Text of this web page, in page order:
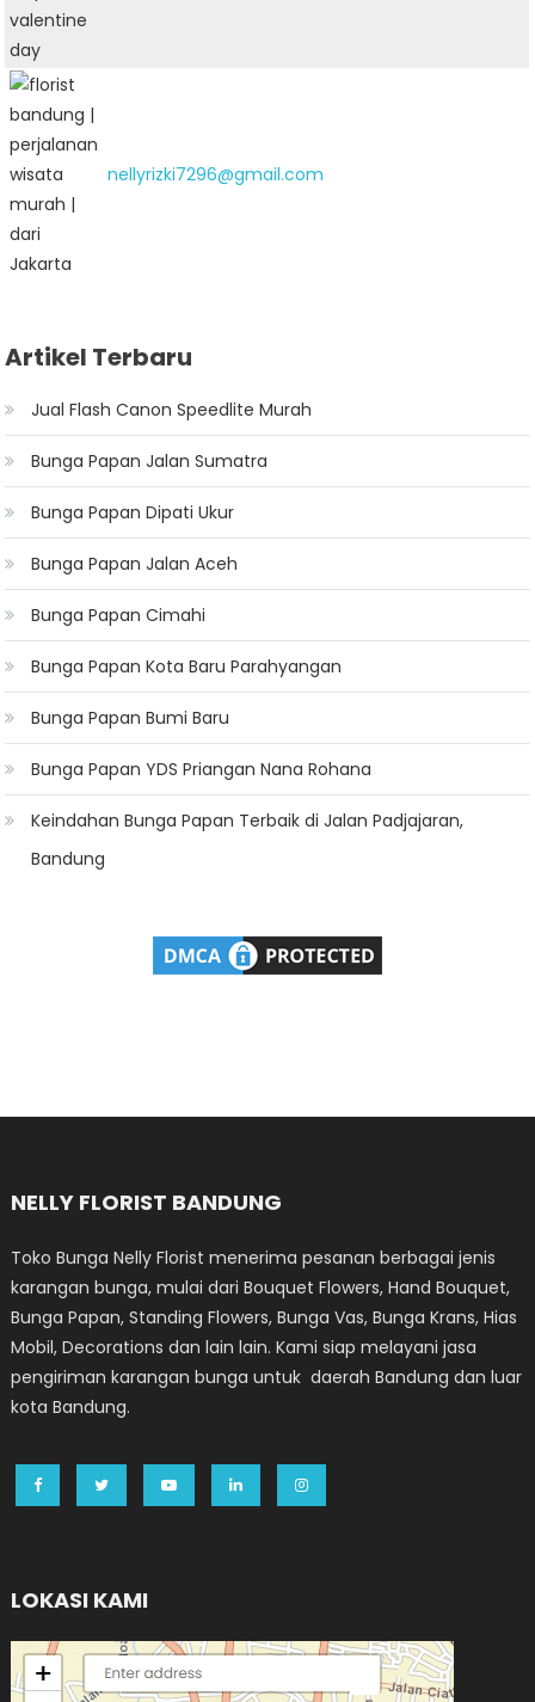
nellyrizki7296@gmail.com
Artikel Terbaru
Jual Flash Canon Speedlite Murah
Bunga Papan Jalan Sumatra
Bunga Papan Dipati Ukur
Bunga Papan Jalan Aceh
Bunga Papan Cimahi
Bunga Papan Kota Baru Parahyangan
Bunga Papan Bumi Baru
Bunga Papan YDS Priangan Nana Rohana
Keindahan Bunga Papan Terbaik di Jalan Padjajaran,
Bandung
NELLY FLORIST BANDUNG
Toko Bunga Nelly Florist menerima pesanan berbagai jenis
karangan bunga, mulai dari Bouquet Flowers, Hand Bouquet,
Bunga Papan, Standing Flowers, Bunga Vas, Bunga Krans, Hias
Mobil, Decorations dan lain lain. Kami siap melayani jasa
pengiriman karangan bunga untuk daerah Bandung dan luar
kota Bandung.
LOKASI KAMI